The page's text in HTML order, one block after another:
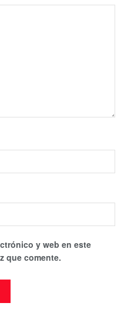
y web en este
que comente.